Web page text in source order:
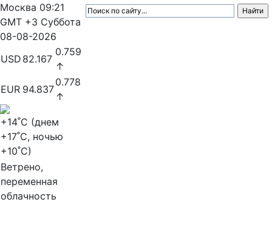
Москва 09:21
GMT +3 Суббота
08-08-2026
USD 82.167
0.759
↑
EUR 94.837
0.778
↑
+14˚C (днем
+17˚C, ночью
+10˚C)
Ветрено,
переменная
облачность